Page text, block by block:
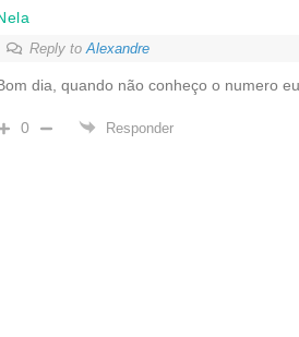
Reply toAlexandre
dia, quando não conheço o numero
0 Responder